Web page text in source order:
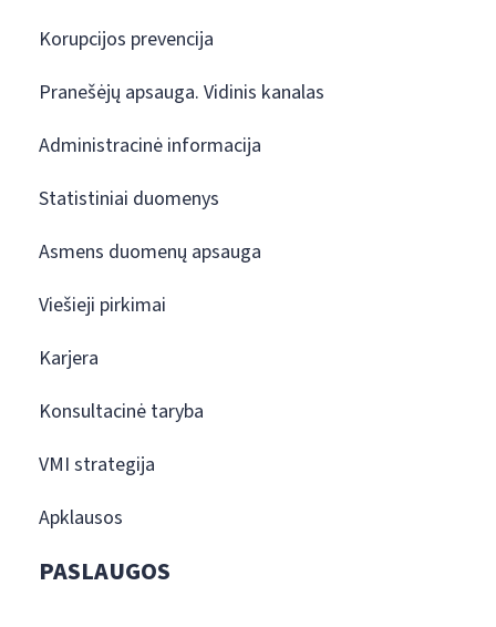
Korupcijos prevencija
Pranešėjų apsauga. Vidinis kanalas
Administracinė informacija
Statistiniai duomenys
Asmens duomenų apsauga
Viešieji pirkimai
Karjera
Konsultacinė taryba
VMI strategija
Apklausos
PASLAUGOS